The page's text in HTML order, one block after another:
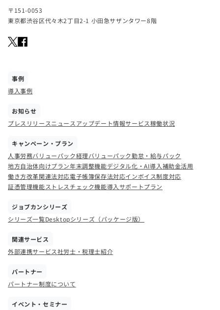
〒151-0053
東京都渋谷区代々木2丁目2-1 小田急サザンタワー8階
事例
導入事例
お知らせ
プレスリリースニュース アップデート情報サービス稼働状況
キャンペーン・プラン
人事労務バリューパック経理バリューパック勤怠・給与パック
地方自治体向けプラン年末調整機能デジタル化・AI導入補助金活用
働き方改革関連法対応電子帳簿保存法対応インボイス制度対応
証憑管理機能ストレスチェック機能導入サポートプラン
ジョブカンシリーズ
シリーズ一覧Desktopシリーズ（パッケージ版）
関連サービス
外部連携サービス社労士・税理士紹介
パートナー
パートナー制度について
イベント・セミナー